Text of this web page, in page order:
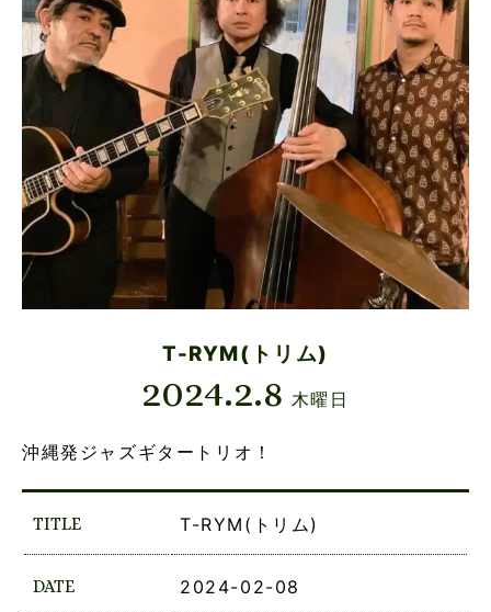
T-RYM(トリム)
2024.2.8 木曜日
沖縄発ジャズギタートリオ！
TITLE T-RYM(トリム)
DATE 2024-02-08